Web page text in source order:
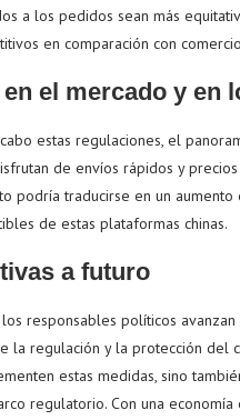
a los pedidos sean más
en comparación con
el mercado y en
estas regulaciones, el
de envíos rápidos y
podría traducirse en un
de estas plataformas chinas.
a futuro
responsables políticos
la regulación y la protección del
estas medidas, sino
regulatorio. Con una